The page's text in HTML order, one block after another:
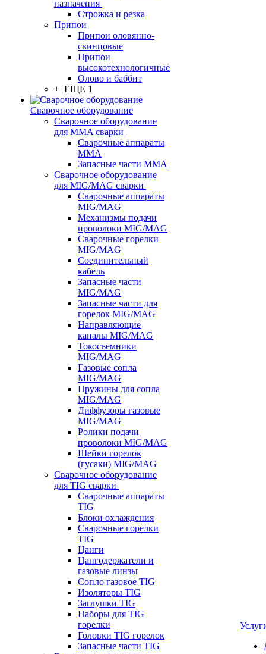
назначения
Строжка и резка
Припои
Припои оловянно-
свинцовые
Припои
высокотехнологичные
Олово и баббит
+ ЕЩЕ 1
Сварочное оборудование
Сварочное оборудование
для MMA сварки
Сварочные аппараты
MMA
Запасные части MMA
Сварочное оборудование
для MIG/MAG сварки
Сварочные аппараты
MIG/MAG
Механизмы подачи
проволоки MIG/MAG
Сварочные горелки
MIG/MAG
Соединительный
кабель
Запасные части
MIG/MAG
Запасные части для
горелок MIG/MAG
Направляющие
каналы MIG/MAG
Токосъемники
MIG/MAG
Газовые сопла
MIG/MAG
Пружины для сопла
MIG/MAG
Диффузоры газовые
MIG/MAG
Ролики подачи
проволоки MIG/MAG
Шейки горелок
(гусаки) MIG/MAG
Сварочное оборудование
для TIG сварки
Сварочные аппараты
TIG
Блоки охлаждения
Сварочные горелки
TIG
Цанги
Цангодержатели и
газовые линзы
Сопло газовое TIG
Изоляторы TIG
Заглушки TIG
Наборы для TIG
горелки
Головки TIG горелок
Запасные части TIG